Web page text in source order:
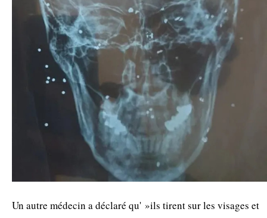
Un autre médecin a déclaré qu' »ils tirent sur les visages et